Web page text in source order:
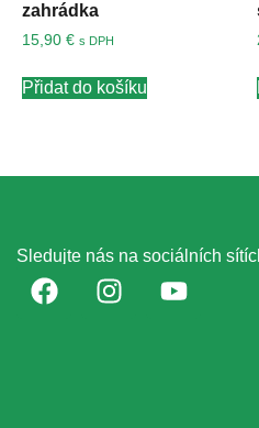
zahrádka
15,90 € s DPH
Přidat do košíku
Sledujte nás na sociálních